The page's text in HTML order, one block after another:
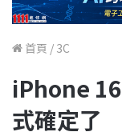
首頁 / 3C
iPhone
式確定了